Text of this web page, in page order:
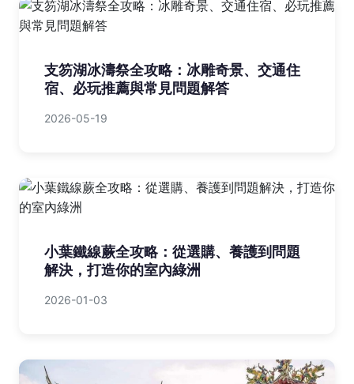
支笏湖冰濤祭全攻略：冰雕奇景、交通住
宿、必玩推薦與常見問題解答
2026-05-19
小葉鐵線蕨全攻略：從選購、養護到問題
解決，打造你的室內綠洲
2026-01-03